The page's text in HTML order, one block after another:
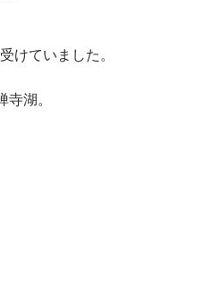
けていました。
寺湖。